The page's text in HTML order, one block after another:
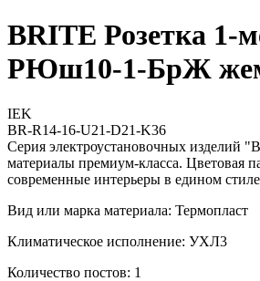
BRITE Розетка 1-
РЮш10-1-БрЖ
IEK
BR-R14-16-U21-D21-K36
Серия электроустановочных изделий
материалы премиум-класса. Цветовая
современные интерьеры в едином
Вид или марка материала: Термопласт
Климатическое исполнение: УХЛ3
Количество постов: 1